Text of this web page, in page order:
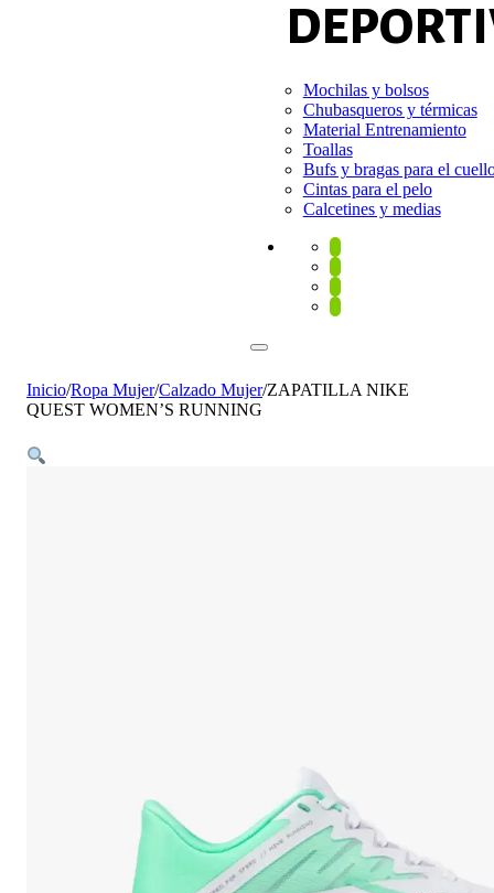
Mochilas y bolsos
Chubasqueros y térmicas
Material Entrenamiento
Toallas
Bufs y bragas para el
Cintas para el pelo
Calcetines y medias
Inicio/Ropa Mujer/Calzado Mujer/ZAPATILLA NIKE
QUEST WOMEN’S RUNNING